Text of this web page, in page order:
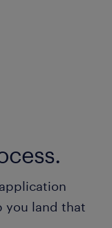
／四ツ谷駅
you land that